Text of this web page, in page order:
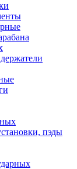
пэды